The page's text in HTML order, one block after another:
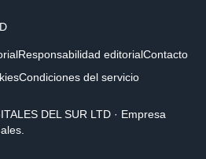
Responsabilidad editorialContacto
Condiciones del servicio
DEL SUR LTD · Empresa